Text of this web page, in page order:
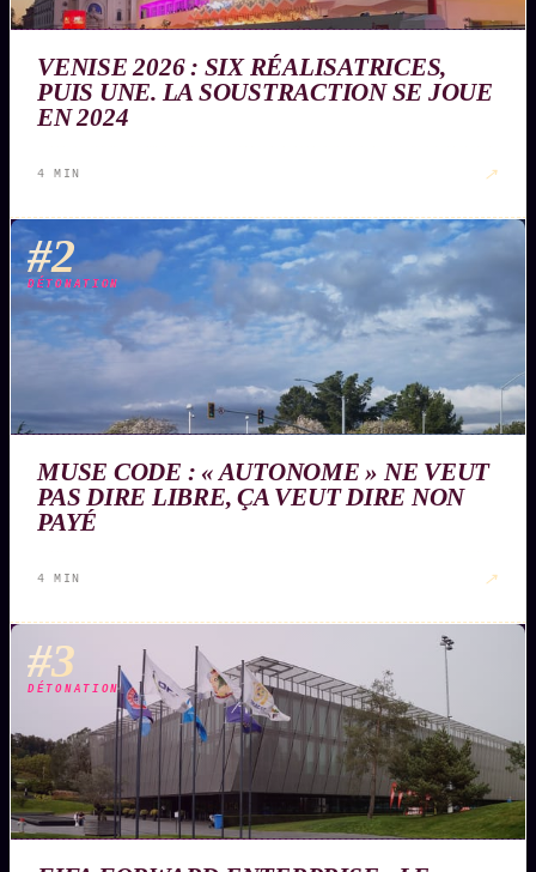
VENISE 2026 : SIX RÉALISATRICES,
PUIS UNE. LA SOUSTRACTION SE JOUE
EN 2024
4 MIN ↗
#2
DÉTONATION
MUSE CODE : « AUTONOME » NE VEUT
PAS DIRE LIBRE, ÇA VEUT DIRE NON
PAYÉ
4 MIN ↗
#3
DÉTONATION